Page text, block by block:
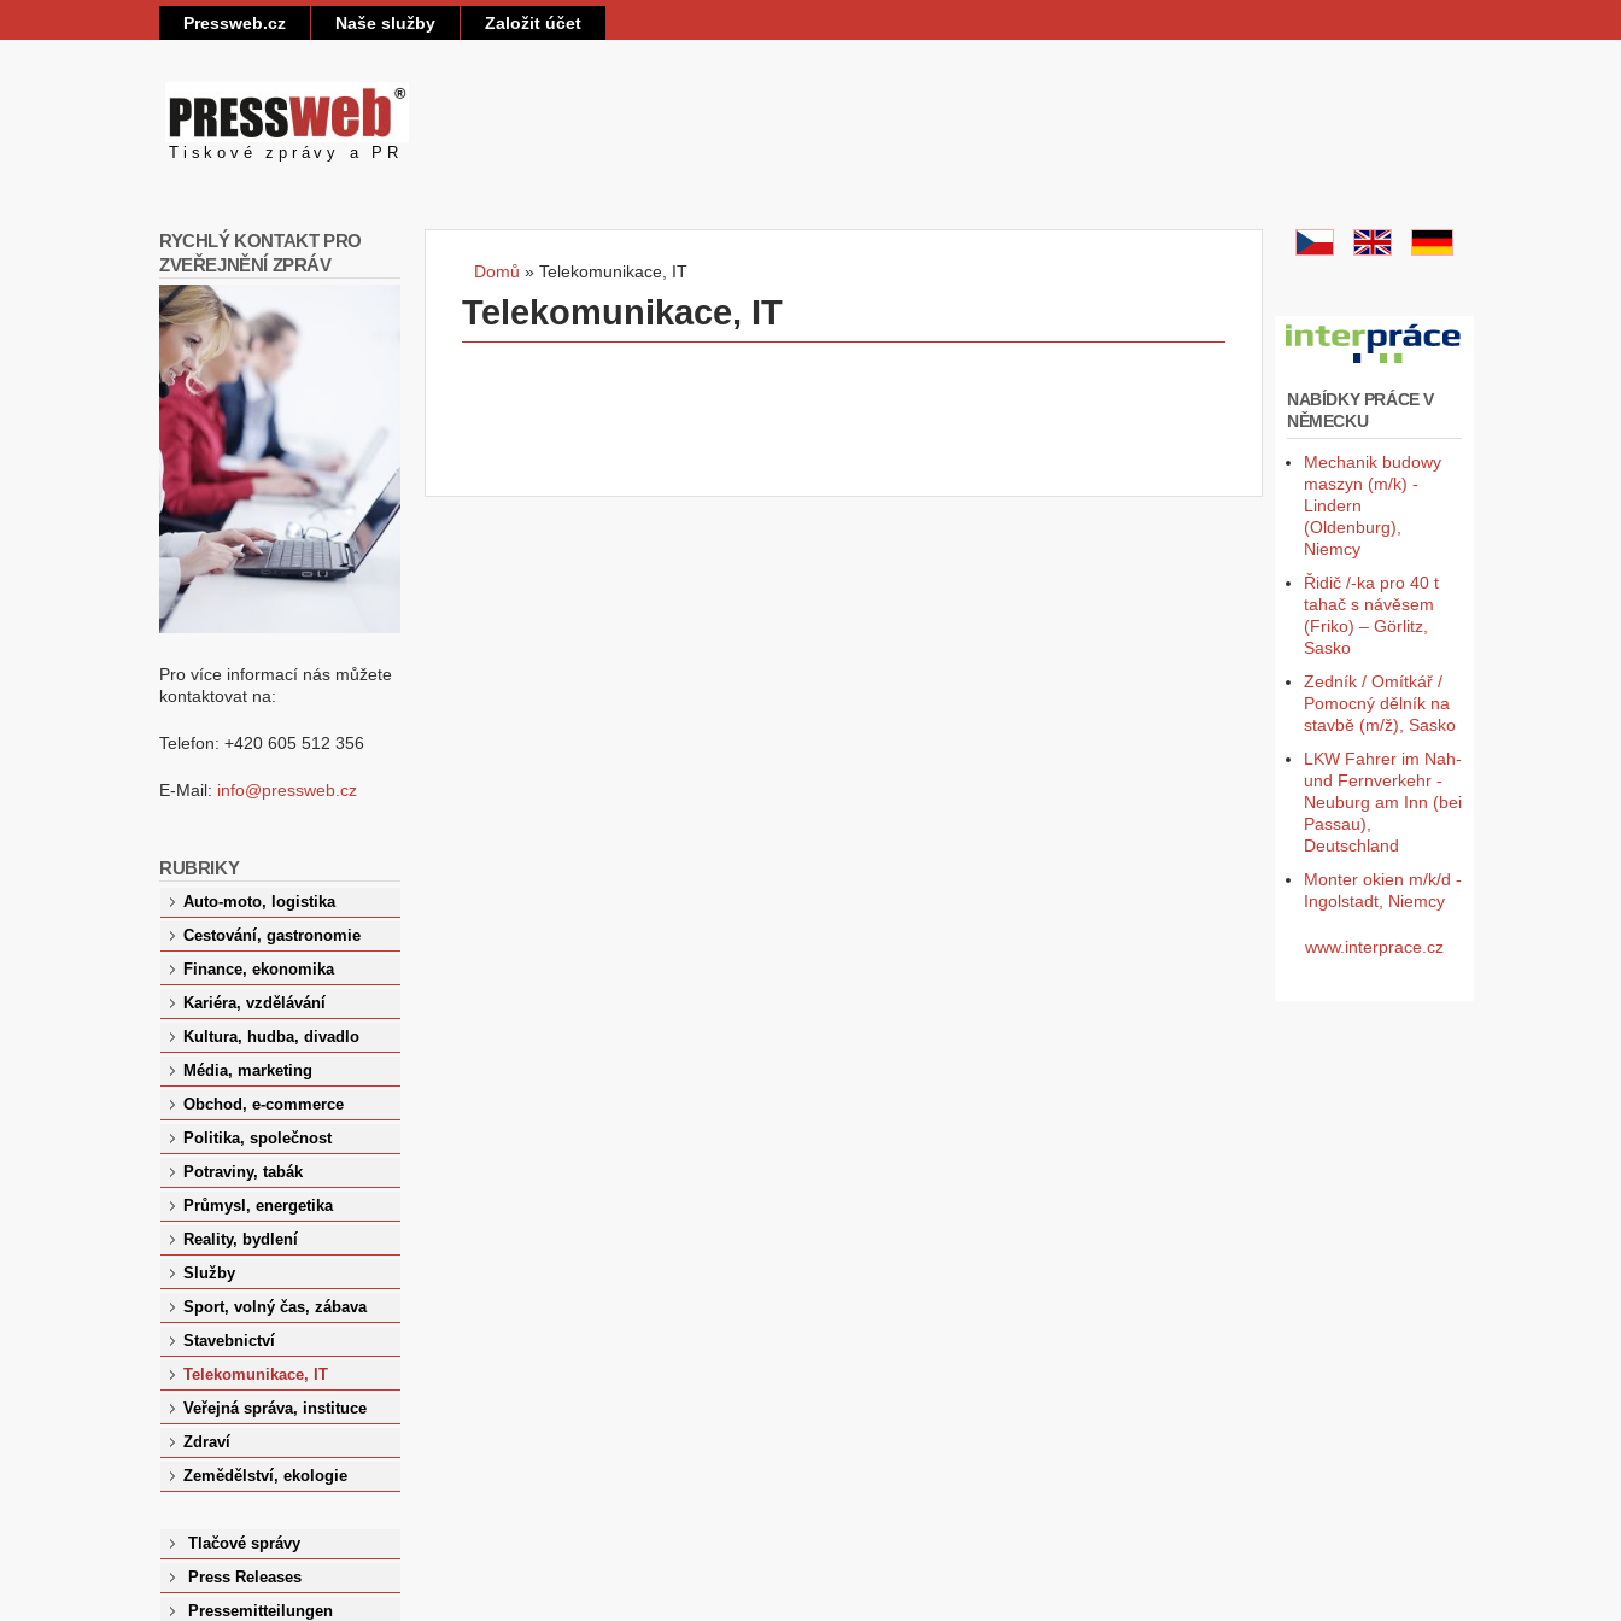
Pressweb.cz Naše služby Založit účet
Pressweb
Tiskové zprávy a PR
Jste zde
Domů » Telekomunikace, IT
Telekomunikace, IT
RYCHLÝ KONTAKT PRO
ZVEŘEJNĚNÍ ZPRÁV
Pro více informací nás můžete
kontaktovat na:
Telefon: +420 605 512 356
E-Mail: info@pressweb.cz
RUBRIKY
Auto-moto, logistika
Cestování, gastronomie
Finance, ekonomika
Kariéra, vzdělávání
Kultura, hudba, divadlo
Média, marketing
Obchod, e-commerce
Politika, společnost
Potraviny, tabák
Průmysl, energetika
Reality, bydlení
Služby
Sport, volný čas, zábava
Stavebnictví
Telekomunikace, IT
Veřejná správa, instituce
Zdraví
Zemědělství, ekologie
Tlačové správy
Press Releases
Pressemitteilungen
NABÍDKY PRÁCE V
NĚMECKU
Mechanik budowy
maszyn (m/k) -
Lindern
(Oldenburg),
Niemcy
Řidič /-ka pro 40 t
tahač s návěsem
(Friko) – Görlitz,
Sasko
Zedník / Omítkář /
Pomocný dělník na
stavbě (m/ž), Sasko
LKW Fahrer im Nah-
und Fernverkehr -
Neuburg am Inn (bei
Passau),
Deutschland
Monter okien m/k/d -
Ingolstadt, Niemcy
www.interprace.cz